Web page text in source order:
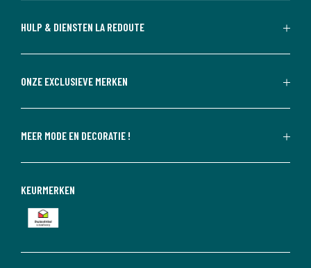
HULP & DIENSTEN LA REDOUTE
ONZE EXCLUSIEVE MERKEN
MEER MODE EN DECORATIE !
KEURMERKEN